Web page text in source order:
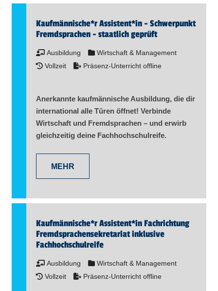
Kaufmännische*r Assistent​*in - Schwerpunkt
Fremdsprachen - staatlich geprüft
Ausbildung
Wirtschaft & Management
Vollzeit
Präsenz-Unterricht offline
Anerkannte kaufmännische Ausbildung, die dir
international alle Türen öffnet! Verbinde
Wirtschaft und Fremdsprachen – und erwirb
gleichzeitig deine Fachhochschulreife.
MEHR
Kaufmännische*r Assistent​*inFachrichtung
Fremdsprachensekretariat inklusive
Fachhochschulreife
Ausbildung
Wirtschaft & Management
Vollzeit
Präsenz-Unterricht offline